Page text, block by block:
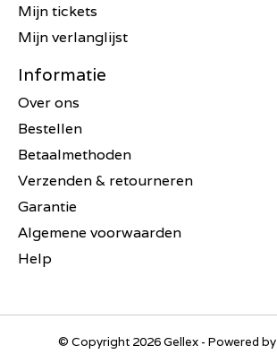
Mijn tickets
Mijn verlanglijst
Informatie
Over ons
Bestellen
Betaalmethoden
Verzenden & retourneren
Garantie
Algemene voorwaarden
Help
© Copyright 2026 Gellex - Powered by